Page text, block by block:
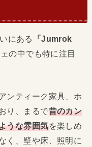
にある
「Jumrok
の中でも特に注目
ンティーク家具、ホ
り、まるで昔のカン
うな雰囲気を楽しめ
く、壁や床、照明に